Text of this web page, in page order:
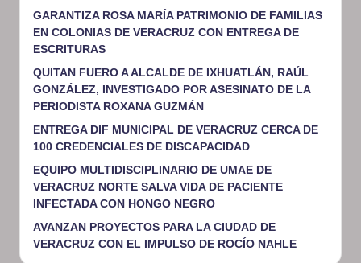
GARANTIZA ROSA MARÍA PATRIMONIO DE FAMILIAS
EN COLONIAS DE VERACRUZ CON ENTREGA DE
ESCRITURAS
QUITAN FUERO A ALCALDE DE IXHUATLÁN, RAÚL
GONZÁLEZ, INVESTIGADO POR ASESINATO DE LA
PERIODISTA ROXANA GUZMÁN
ENTREGA DIF MUNICIPAL DE VERACRUZ CERCA DE
100 CREDENCIALES DE DISCAPACIDAD
EQUIPO MULTIDISCIPLINARIO DE UMAE DE
VERACRUZ NORTE SALVA VIDA DE PACIENTE
INFECTADA CON HONGO NEGRO
AVANZAN PROYECTOS PARA LA CIUDAD DE
VERACRUZ CON EL IMPULSO DE ROCÍO NAHLE